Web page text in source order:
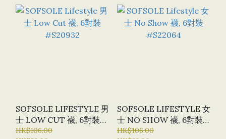
SOFSOLE LIFESTYLE 男
士 LOW CUT 襪, 6對裝
#S20932
HK$106.00
SOFSOLE LIFESTYLE 女
士 NO SHOW 襪, 6對裝
#S22064
HK$106.00